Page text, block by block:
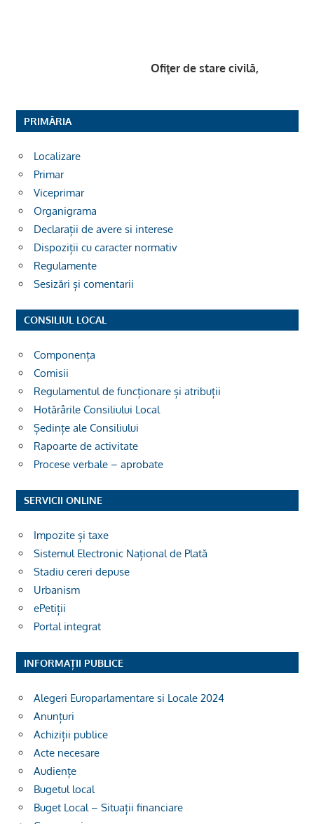
Ofiţer de stare civilă,
PRIMĂRIA
Localizare
Primar
Viceprimar
Organigrama
Declarații de avere si interese
Dispoziții cu caracter normativ
Regulamente
Sesizări și comentarii
CONSILIUL LOCAL
Componența
Comisii
Regulamentul de funcționare și atribuții
Hotărârile Consiliului Local
Ședințe ale Consiliului
Rapoarte de activitate
Procese verbale – aprobate
SERVICII ONLINE
Impozite și taxe
Sistemul Electronic Național de Plată
Stadiu cereri depuse
Urbanism
ePetiții
Portal integrat
INFORMAȚII PUBLICE
Alegeri Europarlamentare si Locale 2024
Anunțuri
Achiziții publice
Acte necesare
Audiențe
Bugetul local
Buget Local – Situații financiare